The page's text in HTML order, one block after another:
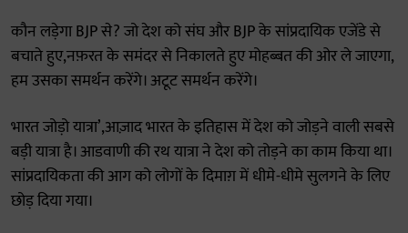
कौन लड़ेगा BJP से? जो देश को संघ और BJP के सांप्रदायिक एजेंडे से
बचाते हुए,नफ़रत के समंदर से निकालते हुए मोहब्बत की ओर ले जाएगा,
हम उसका समर्थन करेंगे। अटूट समर्थन करेंगे।
भारत जोड़ो यात्रा’,आज़ाद भारत के इतिहास में देश को जोड़ने वाली सबसे
बड़ी यात्रा है। आडवाणी की रथ यात्रा ने देश को तोड़ने का काम किया था।
सांप्रदायिकता की आग को लोगों के दिमाग़ में धीमे-धीमे सुलगने के लिए
छोड़ दिया गया।